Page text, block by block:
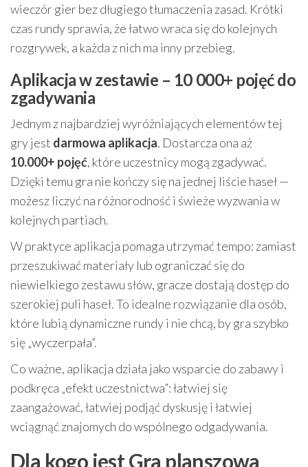
wieczór gier bez długiego tłumaczenia zasad. Krótki
czas rundy sprawia, że łatwo wraca się do kolejnych
rozgrywek, a każda z nich ma inny przebieg.
Aplikacja w zestawie – 10 000+ pojęć do
zgadywania
Jednym z najbardziej wyróżniających elementów tej
gry jest darmowa aplikacja. Dostarcza ona aż
10.000+ pojęć, które uczestnicy mogą zgadywać.
Dzięki temu gra nie kończy się na jednej liście haseł —
możesz liczyć na różnorodność i świeże wyzwania w
kolejnych partiach.
W praktyce aplikacja pomaga utrzymać tempo: zamiast
przeszukiwać materiały lub ograniczać się do
niewielkiego zestawu słów, gracze dostają dostęp do
szerokiej puli haseł. To idealne rozwiązanie dla osób,
które lubią dynamiczne rundy i nie chcą, by gra szybko
się „wyczerpała”.
Co ważne, aplikacja działa jako wsparcie do zabawy i
podkręca „efekt uczestnictwa”: łatwiej się
zaangażować, łatwiej podjąć dyskusję i łatwiej
wciągnąć znajomych do wspólnego odgadywania.
Dla kogo jest Gra planszowa